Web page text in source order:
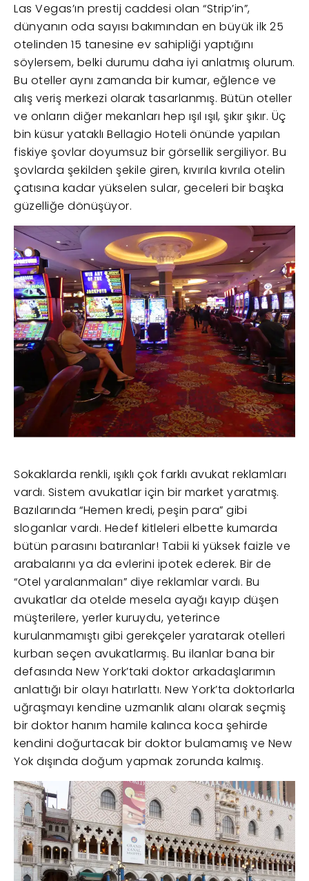
Las Vegas’ın prestij caddesi olan “Strip’in”,
dünyanın oda sayısı bakımından en büyük ilk 25
otelinden 15 tanesine ev sahipliği yaptığını
söylersem, belki durumu daha iyi anlatmış olurum.
Bu oteller aynı zamanda bir kumar, eğlence ve
alış veriş merkezi olarak tasarlanmış. Bütün oteller
ve onların diğer mekanları hep ışıl ışıl, şıkır şıkır. Üç
bin küsur yataklı Bellagio Hoteli önünde yapılan
fiskiye şovlar doyumsuz bir görsellik sergiliyor. Bu
şovlarda şekilden şekile giren, kıvırıla kıvrıla otelin
çatısına kadar yükselen sular, geceleri bir başka
güzelliğe dönüşüyor.
Sokaklarda renkli, ışıklı çok farklı avukat reklamları
vardı. Sistem avukatlar için bir market yaratmış.
Bazılarında “Hemen kredi, peşin para” gibi
sloganlar vardı. Hedef kitleleri elbette kumarda
bütün parasını batıranlar! Tabii ki yüksek faizle ve
arabalarını ya da evlerini ipotek ederek. Bir de
“Otel yaralanmaları” diye reklamlar vardı. Bu
avukatlar da otelde mesela ayağı kayıp düşen
müşterilere, yerler kuruydu, yeterince
kurulanmamıştı gibi gerekçeler yaratarak otelleri
kurban seçen avukatlarmış. Bu ilanlar bana bir
defasında New York’taki doktor arkadaşlarımın
anlattığı bir olayı hatırlattı. New York’ta doktorlarla
uğraşmayı kendine uzmanlık alanı olarak seçmiş
bir doktor hanım hamile kalınca koca şehirde
kendini doğurtacak bir doktor bulamamış ve New
Yok dışında doğum yapmak zorunda kalmış.